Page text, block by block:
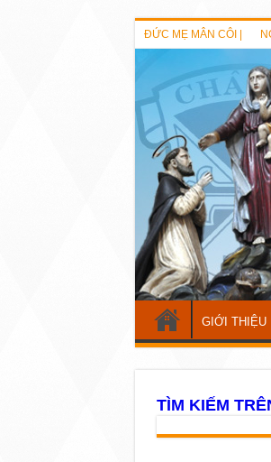
ĐỨC MẸ MÂN CÔI |
GIỚI THIỆU
TÌM KIẾM